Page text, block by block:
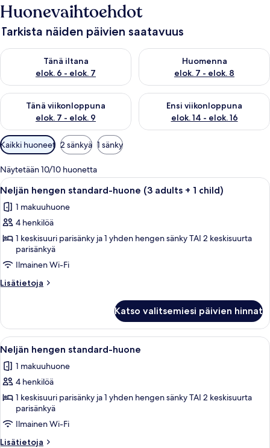
Huonevaihtoehdot
Tarkista näiden päivien saatavuus
Tänä iltana
elok. 6 - elok. 7
Tarkista tämän illan saatavuus elok. 6 - elok. 7
Huomenna
elok. 7 - elok. 8
Tarkista huomisen saatavuus
Tänä viikonloppuna
elok. 7 - elok. 9
Tarkista tämän viikonlopun saatavuus elok. 7 - elok. 9
Ensi viikonloppuna
elok. 14 - elok. 16
Tarkista ensi viikonlopun
Huoneille
saatavilla
olevia
suodattimia
Kaikki huoneet 2 sänkyä 1 sänky
Näytetään 10/10 huonetta
Avaa
kaikki
huonetyypin
Neljän
hengen
standard-
huone
(3
1
child)
kuvat
Työpöytä, kannettavalle
6
Neljän hengen standard-huone (3 adults + 1 child)
1 makuuhuone
4 henkilöä
1 keskisuuri parisänky ja 1 yhden hengen sänky TAI 2 keskisuurta
parisänkyä
Ilmainen Wi-Fi
Lisätietoja
Lisätietoja
standard-
huone
(3
adults
+
Katso valitsemiesi päivien hinnat
Avaa
kaikki
huonetyypin
Neljän
hengen
standard-
huone
kuvat
Työpöytä, kannettavalle
2
Neljän hengen standard-huone
1 makuuhuone
4 henkilöä
1 keskisuuri parisänky ja 1 yhden hengen sänky TAI 2 keskisuurta
parisänkyä
Ilmainen Wi-Fi
Lisätietoja
Lisätietoja